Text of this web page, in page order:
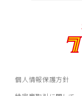
個人情報保護方針